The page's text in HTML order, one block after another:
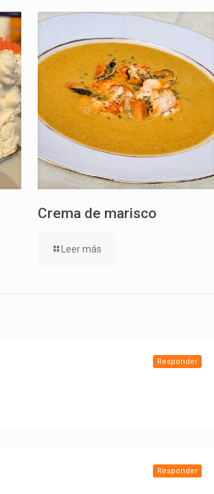
Crema de marisco
Leer más
Responder
Responder